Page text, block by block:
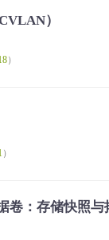
）
）
）
卷：存储快照与